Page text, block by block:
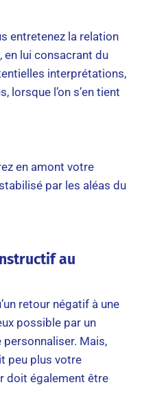
entretenez la relation
en lui consacrant du
interprétations,
lorsque l’on s’en tient
en amont votre
par les aléas du
au
retour négatif à une
possible par un
personnaliser. Mais,
peu plus votre
doit également être